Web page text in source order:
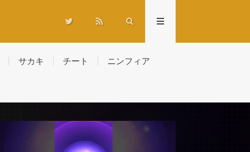
サカキ チート ニンフィア